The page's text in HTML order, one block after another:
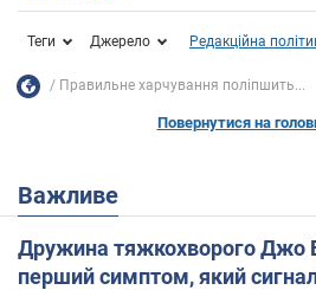
Теги Джерело Редакційна
Правильне харчування поліпшить...
Повернутися на
Важливе
Дружина тяжкохворого Джо
перший симптом, який